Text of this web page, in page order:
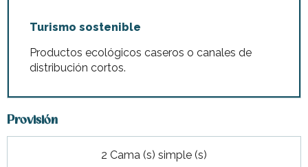
Turismo sostenible
Productos ecológicos caseros o canales de
distribución cortos.
Provisión
2 Cama (s) simple (s)